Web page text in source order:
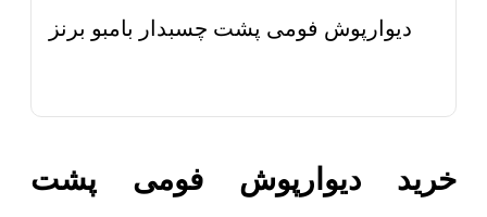
دیوارپوش فومی پشت چسبدار بامبو برنز
خرید دیوارپوش فومی پشت